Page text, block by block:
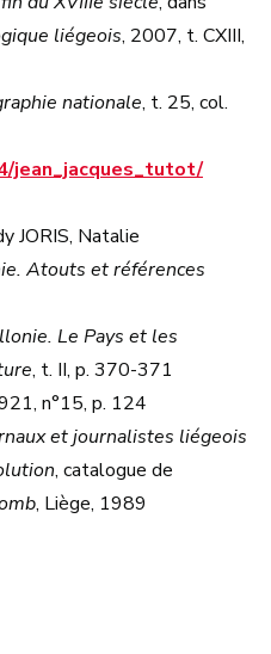
liégeois, 2007, t. CXIII,
nationale, t. 25, col.
jean_jacques_tutot/
JORIS, Natalie
Atouts et références
Le Pays et les
, t. II, p. 370-371
n°15, p. 124
et journalistes liégeois
, catalogue de
, Liège, 1989